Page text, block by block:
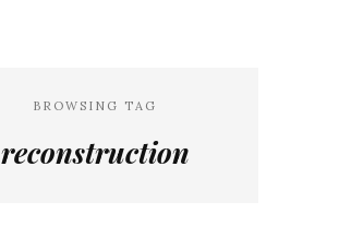
BROWSING TAG
reconstruction